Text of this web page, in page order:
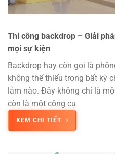
Thi công backdrop – Giải
mọi sự kiện
Backdrop hay còn gọi là
không thể thiếu trong bất kỳ
lãm nào. Đây không chỉ là
còn là một công cụ
XEM CHI TIẾT